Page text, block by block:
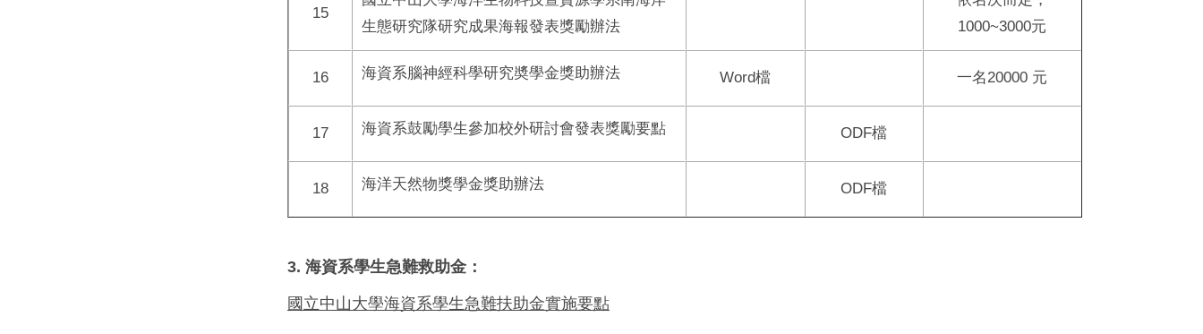
15
生態研究隊研究成果海報發表獎勵辦法
1000~3000元
16 海資系腦神經科學研究奬學金獎助辦法 Word檔 一名20000 元
17 海資系鼓勵學生參加校外研討會發表獎勵要點 ODF檔
18 海洋天然物獎學金獎助辦法 ODF檔
3. 海資系學生急難救助金：
國立中山大學海資系學生急難扶助金實施要點